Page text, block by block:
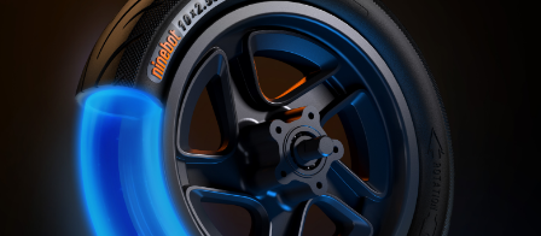
può variare, per i dettagli fare riferimento al prodotto reale.